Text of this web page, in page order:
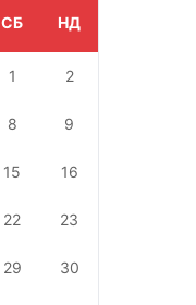
СБ НД
1 2
8 9
15 16
22 23
29 30